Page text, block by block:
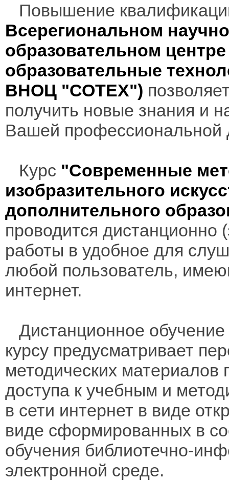
Повышение
Всерегиональном
образовательном
образовательные
ВНОЦ "СОТЕХ")
получить новые знания и
Вашей профессиональной
Курс "Современные
изобразительного
дополнительного
проводится дистанционно
работы в удобное для
любой пользователь,
интернет.
Дистанционное
курсу предусматривает
методических материалов
доступа к учебным и
в сети интернет в виде
виде сформированных в
обучения библиотечно-
электронной среде.